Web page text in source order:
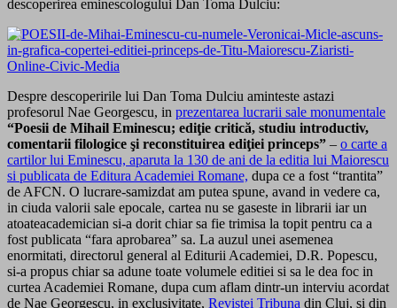
descoperirea eminescologului Dan Toma Dulciu:
Despre descoperirile lui Dan Toma Dulciu aminteste astazi
profesorul Nae Georgescu, in prezentarea lucrarii sale monumentale
“Poesii de Mihail Eminescu; ediţie critică, studiu introductiv,
comentarii filologice şi reconstituirea ediţiei princeps” – o carte a
cartilor lui Eminescu, aparuta la 130 de ani de la editia lui Maiorescu
si publicata de Editura Academiei Romane, dupa ce a fost “trantita”
de AFCN. O lucrare-samizdat am putea spune, avand in vedere ca,
in ciuda valorii sale epocale, cartea nu se gaseste in librarii iar un
atoateacademician si-a dorit chiar sa fie trimisa la topit pentru ca a
fost publicata “fara aprobarea” sa. La auzul unei asemenea
enormitati, directorul general al Editurii Academiei, D.R. Popescu,
si-a propus chiar sa adune toate volumele editiei si sa le dea foc in
curtea Academiei Romane, dupa cum aflam dintr-un interviu acordat
de Nae Georgescu, in exclusivitate, Revistei Tribuna din Cluj, si din